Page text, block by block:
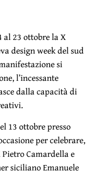
23 ottobre la X
design week del sud
si
l’incessante
dalla capacità di
13 ottobre presso
per celebrare,
Camardella e
siciliano Emanuele